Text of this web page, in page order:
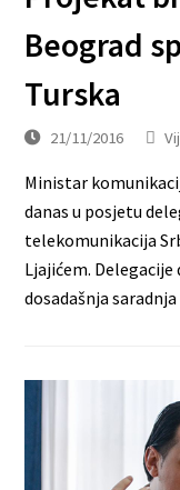
Beograd
Turska
21/11/2016
Ministar
danas u posjetu
telekomunikacija
Ljajićem.
dosadašnja